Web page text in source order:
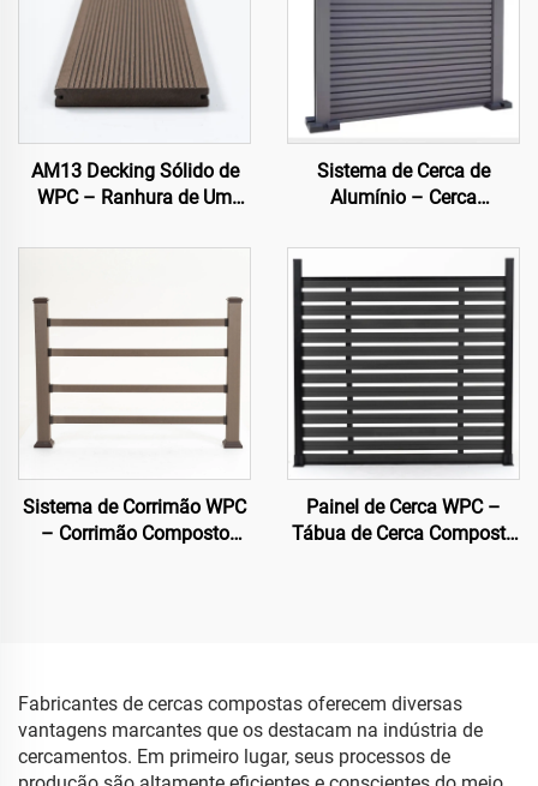
AM13 Decking Sólido de
WPC – Ranhura de Um
Sistema de Cerca de
Alumínio – Cerca
Sistema de Corrimão WPC
– Corrimão Composto
Painel de Cerca WPC –
Tábua de Cerca Composta
Fabricantes de cercas compostas oferecem diversas
vantagens marcantes que os destacam na indústria de
cercamentos. Em primeiro lugar, seus processos de